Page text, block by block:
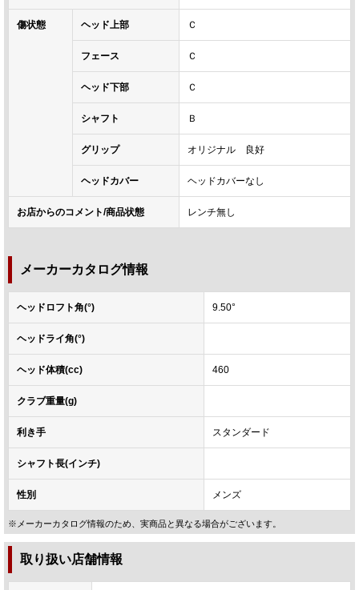
傷状態 ヘッド上部 Ｃ
フェース Ｃ
ヘッド下部 Ｃ
シャフト Ｂ
グリップ オリジナル 良好
ヘッドカバー ヘッドカバーなし
お店からのコメント/商品状態 レンチ無し
メーカーカタログ情報
ヘッドロフト角(°) 9.50°
ヘッドライ角(°)
ヘッド体積(cc) 460
クラブ重量(g)
利き手 スタンダード
シャフト長(インチ)
性別 メンズ
※メーカーカタログ情報のため、実商品と異なる場合がございます。
取り扱い店舗情報